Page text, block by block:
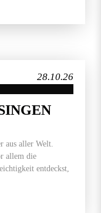
28.10.26
aus aller Welt.
allem die
entdeckst,